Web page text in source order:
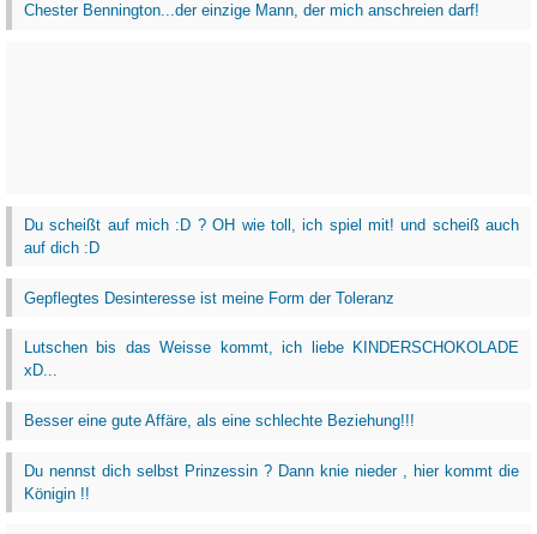
Chester Bennington...der einzige Mann, der mich anschreien darf!
Du scheißt auf mich :D ? OH wie toll, ich spiel mit! und scheiß auch
auf dich :D
Gepflegtes Desinteresse ist meine Form der Toleranz
Lutschen bis das Weisse kommt, ich liebe KINDERSCHOKOLADE
xD...
Besser eine gute Affäre, als eine schlechte Beziehung!!!
Du nennst dich selbst Prinzessin ? Dann knie nieder , hier kommt die
Königin !!